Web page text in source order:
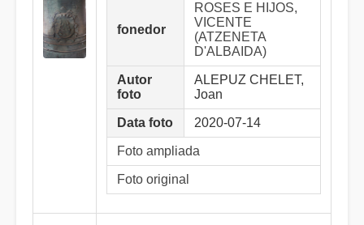
fonedor
ROSES E HIJOS,
VICENTE
(ATZENETA
D'ALBAIDA)
Autor
foto
ALEPUZ CHELET,
Joan
Data foto 2020-07-14
Foto ampliada
Foto original